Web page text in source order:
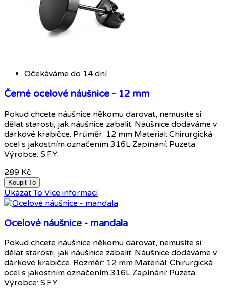
Očekáváme do 14 dní
Černé ocelové náušnice - 12 mm
Pokud chcete náušnice někomu darovat, nemusíte si
dělat starosti, jak náušnice zabalit. Náušnice dodáváme v
dárkové krabičce. Průměr: 12 mm Materiál: Chirurgická
ocel s jakostním označením 316L Zapínání: Puzeta
Výrobce: S.F.Y.
289 Kč
Koupit To
Ukázat To Více informací
Ocelové náušnice - mandala
Pokud chcete náušnice někomu darovat, nemusíte si
dělat starosti, jak náušnice zabalit. Náušnice dodáváme v
dárkové krabičce. Rozměr: 12 mm Materiál: Chirurgická
ocel s jakostním označením 316L Zapínání: Puzeta
Výrobce: S.F.Y.